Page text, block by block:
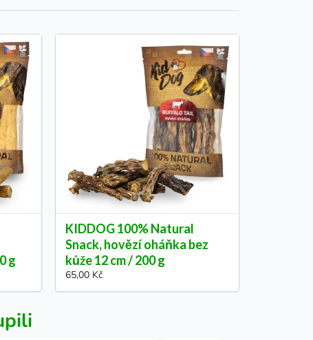
g
KIDDOG 100% Natural
Snack, hovězí oháňka bez
kůže 12 cm / 200 g
65,00 Kč